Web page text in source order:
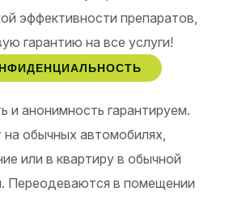
эффективности препаратов,
гарантию на все услуги!
и анонимность гарантируем.
обычных автомобилях,
или в квартиру в обычной
Переодеваются в помещении